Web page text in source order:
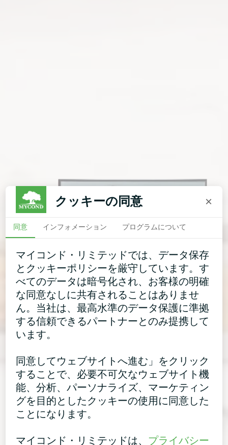
クッキーの同意 ×
同意 インフォメーション プログラムについて
マイコンド・リミテッドでは、データ保存
とクッキーポリシーを厳守しています。す
べてのデータは暗号化され、お客様の明確
な同意なしに共有されることはありませ
ん。当社は、最高水準のデータ保護に準拠
する信頼できるパートナーとのみ提携して
います。
同意してウェブサイトへ進む」をクリック
することで、必要不可欠なウェブサイト機
能、分析、パーソナライズ、マーケティン
グを目的としたクッキーの使用に同意した
ことになります。
マイコンド・リミテッドは、 プライバシー